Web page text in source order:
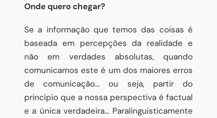
Onde quero chegar?
Se a informação que temos das coisas é
baseada em percepções da realidade e
não em verdades absolutas, quando
comunicamos este é um dos maiores erros
de comunicação… ou seja, partir do
princípio que a nossa perspectiva é factual
e a única verdadeira… Paralinguisticamente